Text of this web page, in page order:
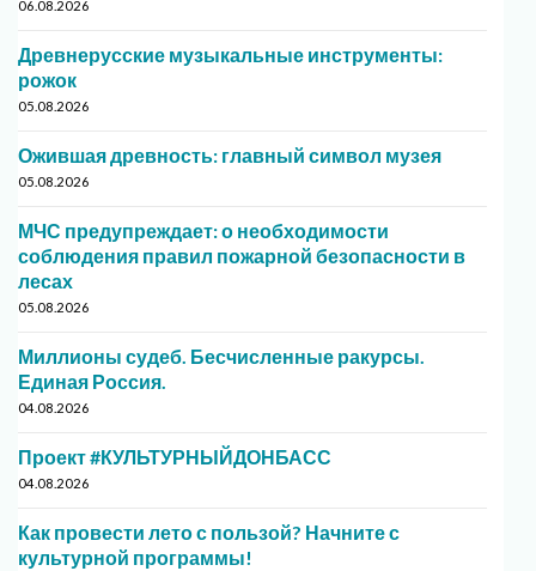
06.08.2026
Древнерусские музыкальные инструменты:
рожок
05.08.2026
Ожившая древность: главный символ музея
05.08.2026
МЧС предупреждает: о необходимости
соблюдения правил пожарной безопасности в
лесах
05.08.2026
Миллионы судеб. Бесчисленные ракурсы.
Единая Россия.
04.08.2026
Проект #КУЛЬТУРНЫЙДОНБАСС
04.08.2026
Как провести лето с пользой? Начните с
культурной программы!